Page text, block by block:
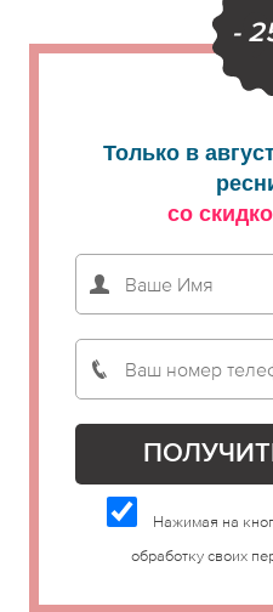
-
Только в
со
Нажимая на
обработку своих